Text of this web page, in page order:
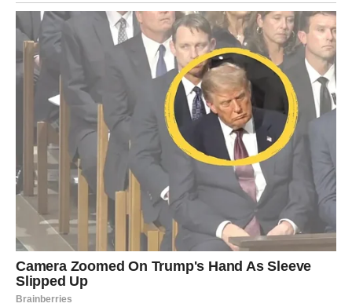
prosijavanje višenamjenskog brašna i praška za pecivo u
zasebnoj posudi. Kada je to gotovo, pomiješajte mokre i suhe
sastojke.
Postupno pomiješajte suhe sastojke sa smjesom maslaca,
pazeći da se dobro izmiješaju. Pazite da ne premiješate.
Smjesu pažljivo premjestite u kalup za tortu, pazeći da ispuni
pripremljeni kalup za tortu i špatulom zagladite gornju površinu.
Pećnice:
Ostavite kolač da se peče u pećnici koja je prethodno
zagrijana 45-50 minuta ili dok čačkalica zabodena u sredinu ne
ga da odstoji u kalupu 10 minuta prije nego što ga prebacite na
rešetku da se potpuno ohladi.